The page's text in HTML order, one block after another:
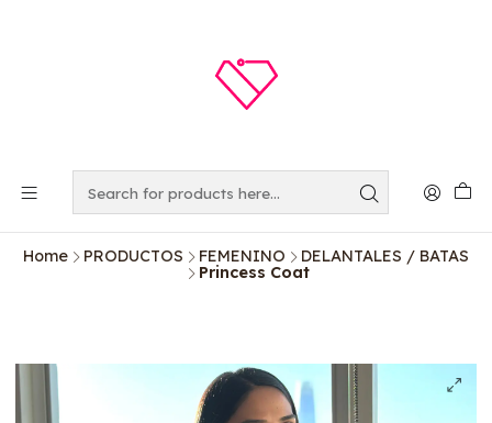
Home PRODUCTOS FEMENINO
DELANTALES / BATAS
Princess Coat